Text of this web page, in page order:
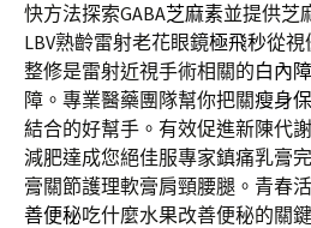
快方法探索GABA芝麻素並提供芝
LBV熟齡雷射老花眼鏡極飛秒從視
整修是雷射近視手術相關的白內障
障。專業醫藥團隊幫你把關瘦身
結合的好幫手。有效促進新陳代
減肥達成您絕佳服專家鎮痛乳膏
膏關節護理軟膏肩頸腰腿。青春
善便秘吃什麼水果改善便秘的關